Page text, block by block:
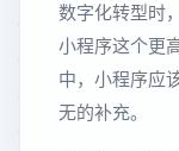
数字化转型时
小程序这个更
中，小程序应
无的补充。